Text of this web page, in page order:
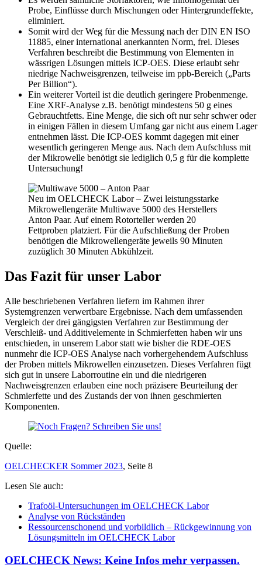
Probe, Einflüsse durch Mischungen oder Hintergrundeffekte,
eliminiert.
Somit wird der Weg für die Messung nach der DIN EN ISO
11885, einer international anerkannten Norm, frei. Dieses
Verfahren beschreibt die Bestimmung von Elementen in
wässrigen Lösungen mittels ICP-OES. Diese erlaubt sehr
niedrige Nachweisgrenzen, teilweise im ppb-Bereich („Parts
Per Billion“).
Ein weiterer Vorteil ist die deutlich geringere Probenmenge.
Eine XRF-Analyse z.B. benötigt mindestens 50 g eines
Gebrauchtfetts. Eine Menge, die sich oft nur sehr schwer oder
in einigen Fällen in diesem Umfang gar nicht aus einem Lager
entnehmen lässt. Die ICP-OES kommt dagegen mit einer
wesentlich geringeren Menge aus. Nach dem Aufschluss mit
der Mikrowelle benötigt sie lediglich 0,5 g für die komplette
Untersuchung!
Neu im OELCHECK Labor – Zwei leistungsstarke
Mikrowellengeräte Multiwave 5000 des Herstellers
Anton Paar. Auf einem Rotorteller werden 20
Fettproben platziert. Für die Aufschließung der Proben
benötigen die Mikrowellengeräte jeweils 90 Minuten
zuzüglich 30 Minuten Abkühlzeit.
Das Fazit für unser Labor
Alle beschriebenen Verfahren liefern im Rahmen ihrer
Systemgrenzen verwertbare Ergebnisse. Nach dem umfassenden
Vergleich der drei gängigsten Verfahren zur Bestimmung der
Verschleiß- und Additivelemente in Schmierfetten haben wir uns
entschieden, in unserem Labor statt wie bisher die RDE-OES
nunmehr die ICP-OES Analyse nach vorhergehendem Aufschluss
der Proben mittels Mikrowellen einzusetzen. Dieses Verfahren fügt
sich gut in unsere Laborroutine ein und die niedrigeren
Nachweisgrenzen erlauben eine noch präzisere Beurteilung der
Schmierfette und des Zustands der von ihnen geschmierten
Komponenten.
Quelle:
OELCHECKER Sommer 2023, Seite 8
Lesen Sie auch:
Trafoöl-Untersuchungen im OELCHECK Labor
Analyse von Rückständen
Ressourcenschonend und vorbildlich – Rückgewinnung von
Lösungsmitteln im OELCHECK Labor
OELCHECK News: Keine Infos mehr verpassen.